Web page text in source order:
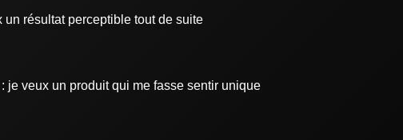
un résultat perceptible tout de suite
je veux un produit qui me fasse sentir unique